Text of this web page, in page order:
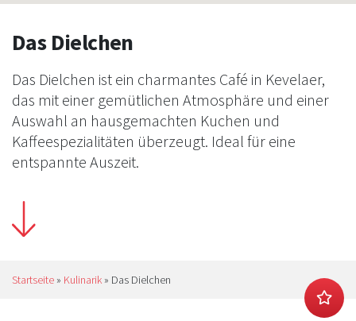
Das Dielchen
Das Dielchen ist ein charmantes Café in Kevelaer,
das mit einer gemütlichen Atmosphäre und einer
Auswahl an hausgemachten Kuchen und
Kaffeespezialitäten überzeugt. Ideal für eine
entspannte Auszeit.
Startseite » Kulinarik » Das Dielchen